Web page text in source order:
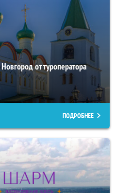
от туроператора
ПОДРОБНЕЕ